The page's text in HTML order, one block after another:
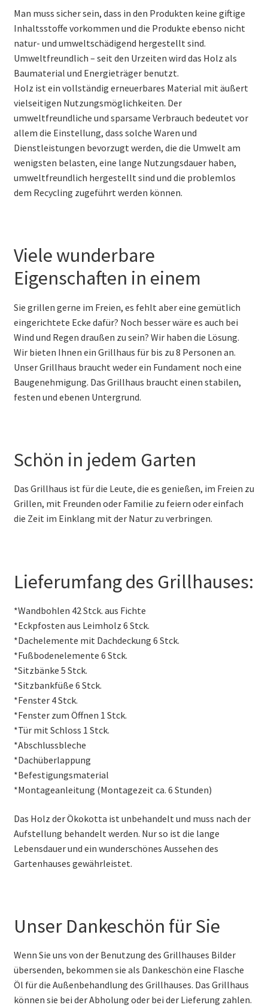
Man muss sicher sein, dass in den Produkten keine giftige
Inhaltsstoffe vorkommen und die Produkte ebenso nicht
natur- und umweltschädigend hergestellt sind.
Umweltfreundlich – seit den Urzeiten wird das Holz als
Baumaterial und Energieträger benutzt.
Holz ist ein vollständig erneuerbares Material mit äußert
vielseitigen Nutzungsmöglichkeiten. Der
umweltfreundliche und sparsame Verbrauch bedeutet vor
allem die Einstellung, dass solche Waren und
Dienstleistungen bevorzugt werden, die die Umwelt am
wenigsten belasten, eine lange Nutzungsdauer haben,
umweltfreundlich hergestellt sind und die problemlos
dem Recycling zugeführt werden können.
Viele wunderbare
Eigenschaften in einem
Sie grillen gerne im Freien, es fehlt aber eine gemütlich
eingerichtete Ecke dafür? Noch besser wäre es auch bei
Wind und Regen draußen zu sein? Wir haben die Lösung.
Wir bieten Ihnen ein Grillhaus für bis zu 8 Personen an.
Unser Grillhaus braucht weder ein Fundament noch eine
Baugenehmigung. Das Grillhaus braucht einen stabilen,
festen und ebenen Untergrund.
Schön in jedem Garten
Das Grillhaus ist für die Leute, die es genießen, im Freien zu
Grillen, mit Freunden oder Familie zu feiern oder einfach
die Zeit im Einklang mit der Natur zu verbringen.
Lieferumfang des Grillhauses:
*Wandbohlen 42 Stck. aus Fichte
*Eckpfosten aus Leimholz 6 Stck.
*Dachelemente mit Dachdeckung 6 Stck.
*Fußbodenelemente 6 Stck.
*Sitzbänke 5 Stck.
*Sitzbankfüße 6 Stck.
*Fenster 4 Stck.
*Fenster zum Öffnen 1 Stck.
*Tür mit Schloss 1 Stck.
*Abschlussbleche
*Dachüberlappung
*Befestigungsmaterial
*Montageanleitung (Montagezeit ca. 6 Stunden)
Das Holz der Ökokotta ist unbehandelt und muss nach der
Aufstellung behandelt werden. Nur so ist die lange
Lebensdauer und ein wunderschönes Aussehen des
Gartenhauses gewährleistet.
Unser Dankeschön für Sie
Wenn Sie uns von der Benutzung des Grillhauses Bilder
übersenden, bekommen sie als Dankeschön eine Flasche
Öl für die Außenbehandlung des Grillhauses. Das Grillhaus
können sie bei der Abholung oder bei der Lieferung zahlen.